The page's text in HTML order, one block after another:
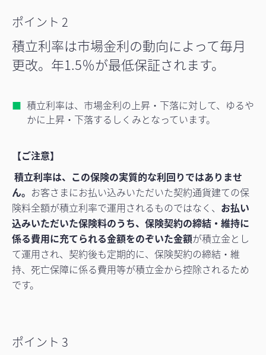
ポイント 2
積立利率は市場金利の動向によって毎月
更改。年1.5％が最低保証されます。
積立利率は、市場金利の上昇・下落に対して、ゆるや
かに上昇・下落するしくみとなっています。
【ご注意】
積立利率は、この保険の実質的な利回りではありませ
ん。 お客さまにお払い込みいただいた契約通貨建ての保
険料全額が積立利率で運用されるものではなく、 お払い
込みいただいた保険料のうち、保険契約の締結・維持に
係る費用に充てられる金額をのぞいた金額が積立金とし
て運用され、契約後も定期的に、保険契約の締結・維
持、死亡保障に係る費用等が積立金から控除されるため
です。
ポイント 3